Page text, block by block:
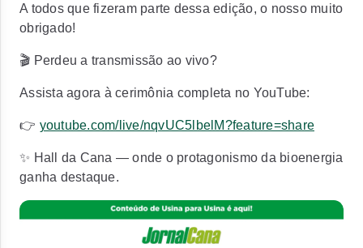
A todos que fizeram parte dessa edição, o nosso muito
obrigado!
🎬 Perdeu a transmissão ao vivo?
Assista agora à cerimônia completa no YouTube:
👉 youtube.com/live/nqvUC5lbelM?feature=share
✨ Hall da Cana — onde o protagonismo da bioenergia
ganha destaque.